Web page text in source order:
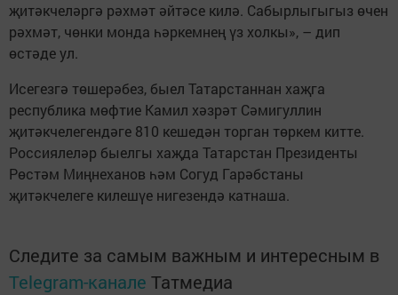
җитәкчеләргә рәхмәт әйтәсе килә. Сабырлыгыгыз өчен
рәхмәт, чөнки монда һәркемнең үз холкы», – дип
өстәде ул.
Исегезгә төшерәбез, быел Татарстаннан хаҗга
республика мөфтие Камил хәзрәт Сәмигуллин
җитәкчелегендәге 810 кешедән торган төркем китте.
Россиялеләр быелгы хаҗда Татарстан Президенты
Рөстәм Миңнеханов һәм Согуд Гарәбстаны
җитәкчелеге килешүе нигезендә катнаша.
Следите за самым важным и интересным в
Telegram-канале Татмедиа